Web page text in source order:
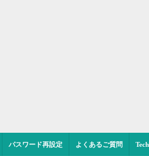
パスワード再設定 よくあるご質問